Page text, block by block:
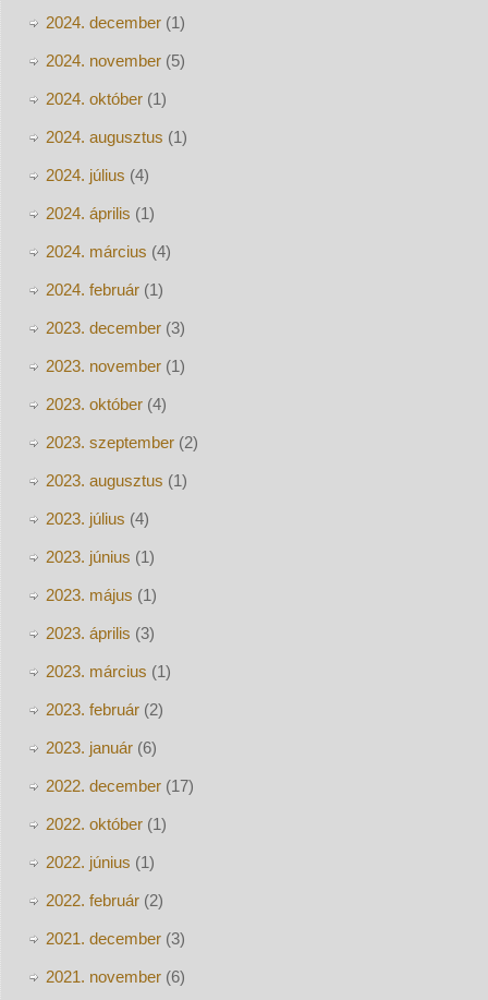
2024. december(1)
2024. november(5)
2024. október(1)
2024. augusztus (1)
2024. július (4)
2024. április (1)
2024. március (4)
2024. február(1)
2023. december(3)
2023. november(1)
2023. október(4)
2023. szeptember(2)
2023. augusztus (1)
2023. július (4)
2023. június (1)
2023. május (1)
2023. április (3)
2023. március (1)
2023. február(2)
2023. január(6)
2022. december(17)
2022. október(1)
2022. június (1)
2022. február(2)
2021. december(3)
2021. november(6)